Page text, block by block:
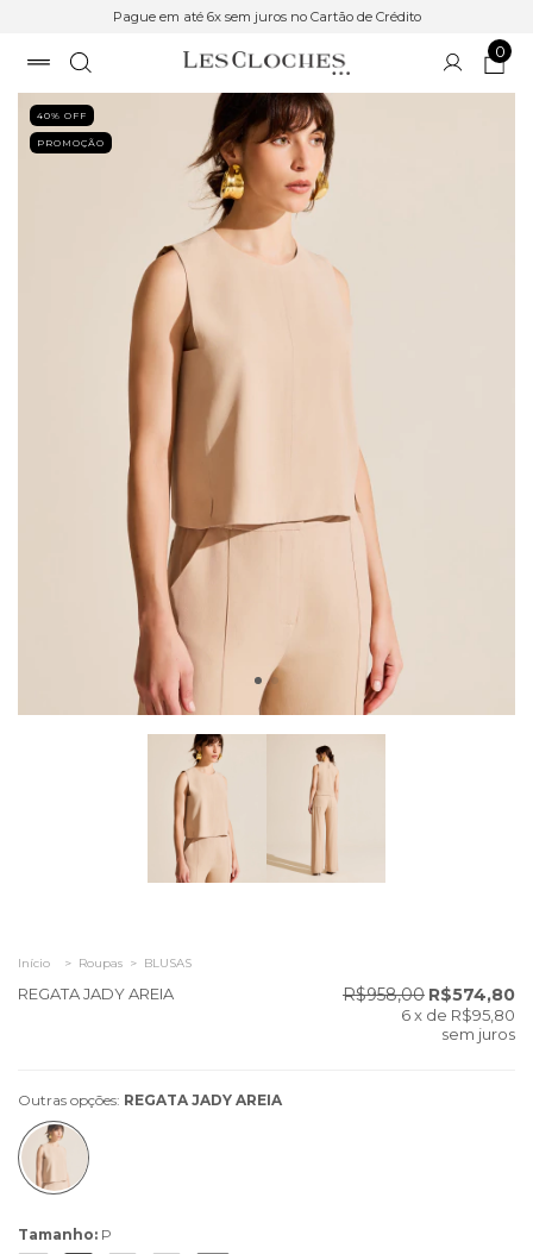
Pague em até 6x sem juros no Cartão de Crédito
0
40% OFF
PROMOÇÃO
Início > Roupas > BLUSAS
REGATA JADY AREIA R$958,00 R$574,80
6x de R$95,80
sem juros
Outras opções: REGATA JADY AREIA
Tamanho: P